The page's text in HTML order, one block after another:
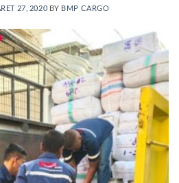
27, 2020 BY BMP CARGO